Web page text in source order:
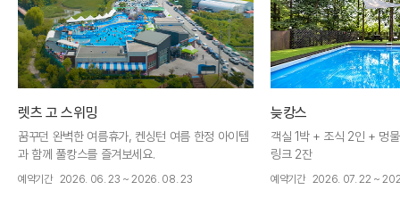
렛츠 고 스위밍
꿈꾸던 완벽한 여름휴가, 켄싱턴 여름 한정 아이템
과 함께 풀캉스를 즐겨보세요.
객실 1박 + 조식 2인 + 탄금호물놀이장, 킹스베이
예약기간 2026. 06. 23 ~ 2026. 08. 23
늦캉스
객실 1박 + 조식 2인 + 멍
링크 2잔
예약기간 2026. 07. 22 ~